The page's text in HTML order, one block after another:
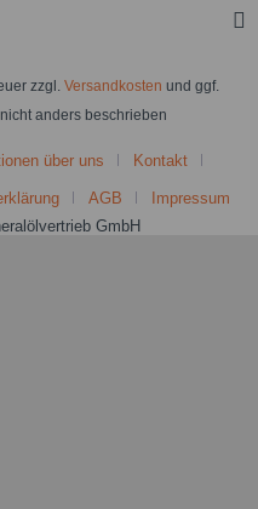
zzgl. Versandkosten und ggf.
anders beschrieben
über uns Kontakt
AGB
Impressum
GmbH